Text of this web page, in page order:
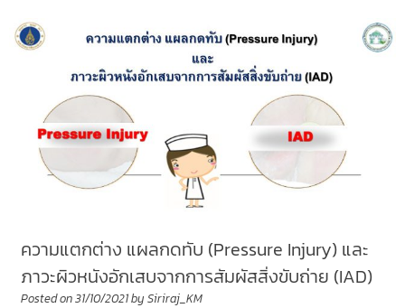
ความแตกต่าง แผลกดทับ (Pressure Injury) และ
ภาวะผิวหนังอักเสบจากการสัมผัสสิ่งขับถ่าย (IAD)
Posted on31/10/2021by Siriraj_KM